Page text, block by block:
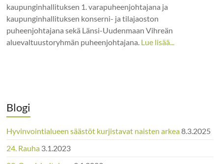
kaupunginhallituksen 1. varapuheenjohtajana ja
kaupunginhallituksen konserni- ja tilajaoston
puheenjohtajana sekä Länsi-Uudenmaan Vihreän
aluevaltuustoryhmän puheenjohtajana. Lue lisää...
Blogi
Hyvinvointialueen säästöt kurjistavat naisten arkea8.3.2025
24. Rauha 3.1.2023